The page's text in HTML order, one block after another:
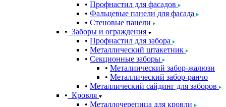
Профнастил для фасадов
Фальцевые панели для фасада
Стеновые панели
Заборы и ограждения
Профнастил для забора
Металлический штакетник
Секционные заборы
Металиический забор-жалюзи
Металлический забор-ранчо
Металлический сайдинг для заборов
Кровля
Металлочерепица для кровли